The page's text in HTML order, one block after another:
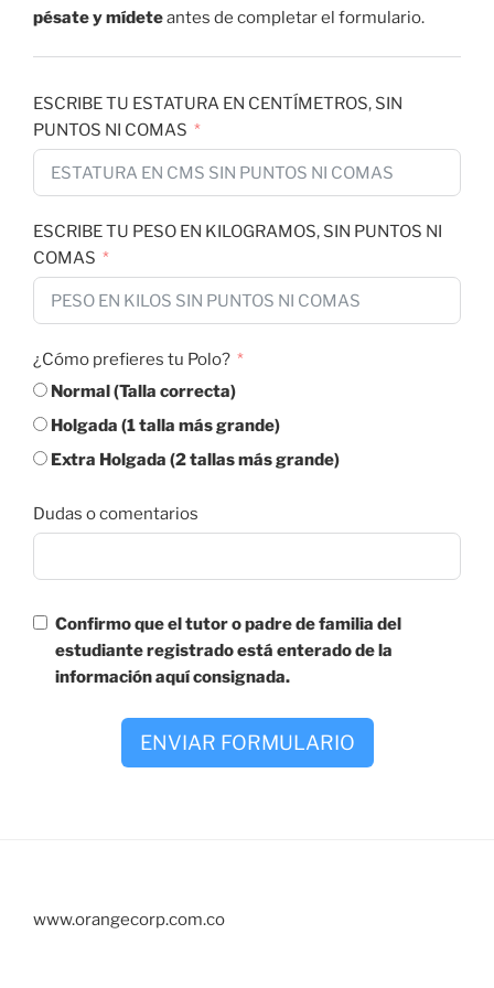
pésate y mídeteantes de completar el formulario.
ESCRIBE TU ESTATURA EN CENTÍMETROS, SIN
PUNTOS NI COMAS
ESCRIBE TU PESO EN KILOGRAMOS, SIN PUNTOS NI
COMAS
¿Cómo prefieres tu Polo?
Normal (Talla correcta)
Holgada (1 talla más grande)
Extra Holgada (2 tallas más grande)
Dudas o comentarios
Confirmo que el tutor o padre de familia del
estudiante registrado está enterado de la
información aquí consignada.
ENVIAR FORMULARIO
www.orangecorp.com.co